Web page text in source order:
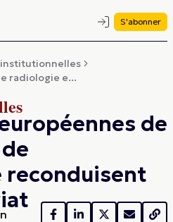
S'abonner
radiologie e...
de
reconduisent